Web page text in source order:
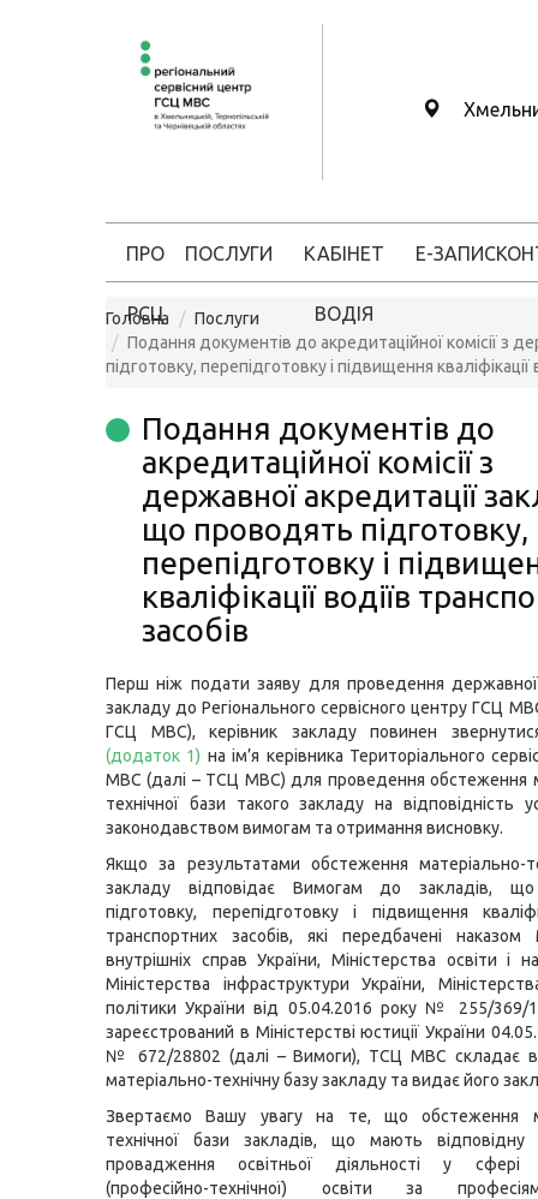
ПРО
РСЦ
ПОСЛУГИ КАБІНЕТ
ВОДІЯ
Е-ЗАПИС
Головна
Послуги
Подання документів до акредитаційної комісії з
підготовку, перепідготовку і підвищення
Подання документів до
акредитаційної комісії з
державної акредитації
що проводять підготовку,
перепідготовку і
кваліфікації водіїв
засобів
Перш ніж подати заяву для проведення державної
закладу до Регіонального сервісного центру ГСЦ
ГСЦ МВС), керівник закладу повинен
(додаток 1) на ім’я керівника Територіального
МВС (далі – ТСЦ МВС) для проведення обстеження
технічної бази такого закладу на відповідність
законодавством вимогам та отримання висновку.
Якщо за результатами обстеження матеріально-
закладу відповідає Вимогам до закладів,
підготовку, перепідготовку і підвищення
транспортних засобів, які передбачені наказом
внутрішніх справ України, Міністерства освіти і
Міністерства інфраструктури України,
політики України від 05.04.2016 року № 255/369/
зареєстрований в Міністерстві юстиції України
№ 672/28802 (далі – Вимоги), ТСЦ МВС складає
матеріально-технічну базу закладу та видає його
Звертаємо Вашу увагу на те, що обстеження
технічної бази закладів, що мають відповідну
провадження освітньої діяльності у сфері
(професійно-технічної) освіти за